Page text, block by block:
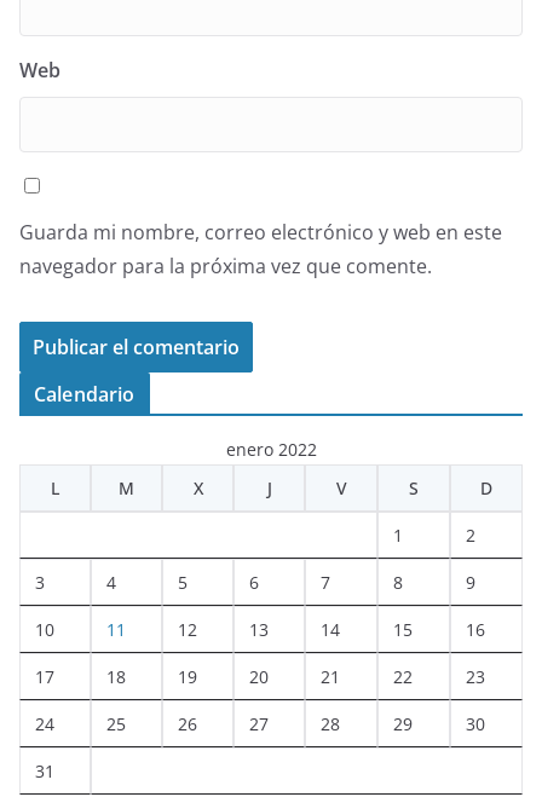
Web
Guarda mi nombre, correo electrónico y web en este
navegador para la próxima vez que comente.
Calendario
enero 2022
L
M X J V S D
1 2
3 4 5 6 7 8 9
10 11 12 13 14 15 16
17 18 19 20 21 22 23
24 25 26 27 28 29 30
31